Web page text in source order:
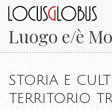
Luogo e/è
STORIA E
TERRITORIO